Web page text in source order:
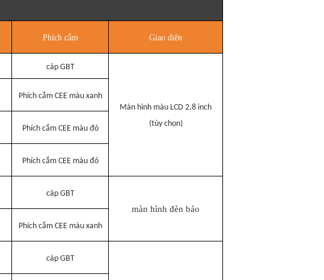
Phích cắm Giao diện
cáp GBT
Màn hình màu LCD 2,8 inch
(tùy chọn)
Phích cắm CEE màu xanh
Phích cắm CEE màu đỏ
Phích cắm CEE màu đỏ
cáp GBT
màn hình đèn báo
Phích cắm CEE màu xanh
cáp GBT